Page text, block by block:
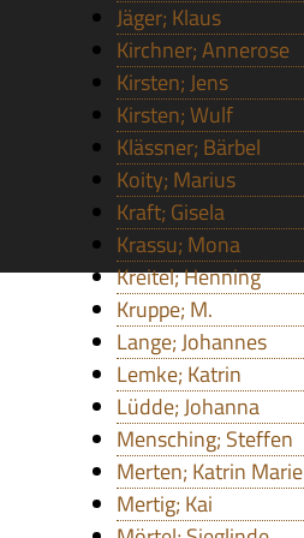
Jäger; Klaus
Kirchner; Annerose
Kirsten; Jens
Kirsten; Wulf
Klässner; Bärbel
Koity; Marius
Kraft; Gisela
Krassu; Mona
Kreitel; Henning
Kruppe; M.
Lange; Johannes
Lemke; Katrin
Lüdde; Johanna
Mensching; Steffen
Merten; Katrin Marie
Mertig; Kai